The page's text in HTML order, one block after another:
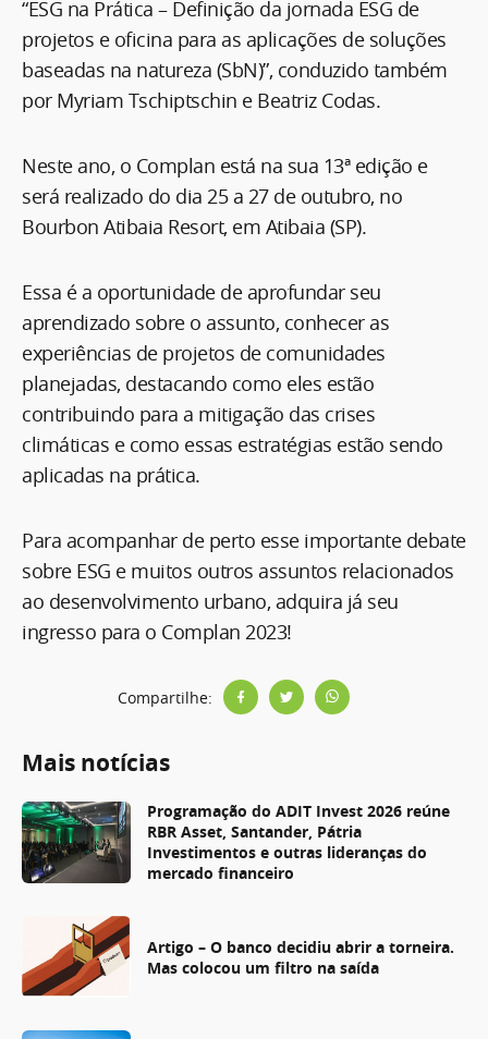
“ESG na Prática – Definição da jornada ESG de
projetos e oficina para as aplicações de soluções
baseadas na natureza (SbN)”, conduzido também
por Myriam Tschiptschin e Beatriz Codas.
Neste ano, o Complan está na sua 13ª edição e
será realizado do dia 25 a 27 de outubro, no
Bourbon Atibaia Resort, em Atibaia (SP).
Essa é a oportunidade de aprofundar seu
aprendizado sobre o assunto, conhecer as
experiências de projetos de comunidades
planejadas, destacando como eles estão
contribuindo para a mitigação das crises
climáticas e como essas estratégias estão sendo
aplicadas na prática.
Para acompanhar de perto esse importante debate
sobre ESG e muitos outros assuntos relacionados
ao desenvolvimento urbano, adquira já seu
ingresso para o Complan 2023!
Compartilhe:
Mais notícias
Programação do ADIT Invest 2026 reúne
RBR Asset, Santander, Pátria
Investimentos e outras lideranças do
mercado financeiro
Artigo – O banco decidiu abrir a torneira.
Mas colocou um filtro na saída